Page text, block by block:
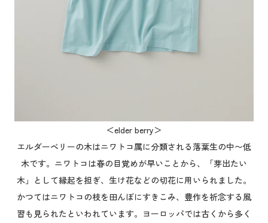
＜elder berry＞
エルダーベリーの木はニワトコ属に分類される落葉生の中〜低
木です。ニワトコは春の目覚めが早いことから、「芽出たい
木」として縁起を担ぎ、生け花などの切花に用いられました。
かつてはニワトコの枝を田んぼにすきこみ、豊作を祈念する風
習も見られたといわれています。ヨーロッパでは古くから多く